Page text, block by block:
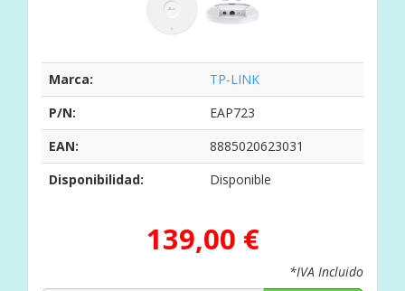
Marca:
TP-LINK
P/N:
EAP723
EAN:
8885020623031
Disponibilidad:
Disponible
139,00 €
*IVA Incluido